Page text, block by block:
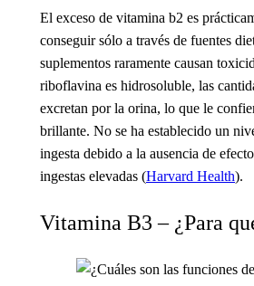
El exceso de vitamina b2 es
conseguir sólo a través de fuentes
suplementos raramente causan
riboflavina es hidrosoluble, las
excretan por la orina, lo que le
brillante. No se ha establecido un
ingesta debido a la ausencia de
ingestas elevadas (Harvard Health).
Vitamina B3 – ¿Para